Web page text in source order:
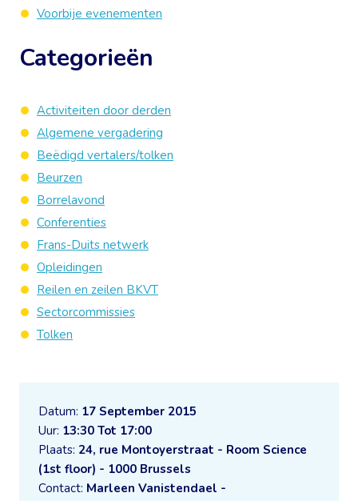
Datum: 17 September 2015
Uur: 13:30 Tot 17:00
Plaats: 24, rue Montoyerstraat - Room Science
(1st floor) - 1000 Brussels
Contact: Marleen Vanistendael -
Voorbije evenementen
Categorieën
Activiteiten door derden
Algemene vergadering
Beëdigd vertalers/tolken
Beurzen
Borrelavond
Conferenties
Frans-Duits netwerk
Opleidingen
Reilen en zeilen BKVT
Sectorcommissies
Tolken